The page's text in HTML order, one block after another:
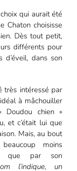
qui aurait été
Chaton choisisse
Dès tout petit,
différents pour
d’éveil, dans son
très intéressé par
à mâchouiller
Doudou chien »
et c’était lui que
Mais, au bout
moins
que par son
l’indique, un